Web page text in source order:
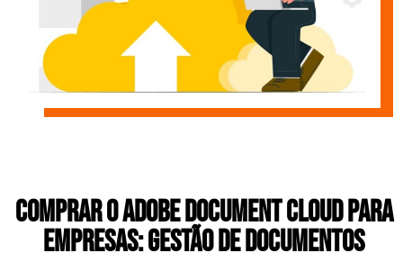
Comprar o Adobe Document Cloud para
Empresas: Gestão de Documentos